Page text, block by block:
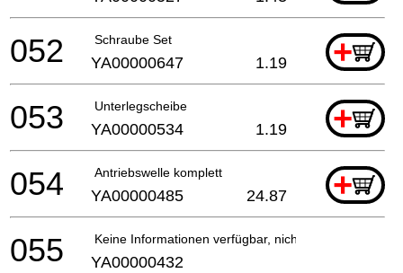
Schraube Set +
052 YA00000647 1.19
Unterlegscheibe +
053 YA00000534 1.19
Antriebswelle komplett +
054 YA00000485 24.87
Keine Informationen verfügbar, nicht bestellbar
055 YA00000432